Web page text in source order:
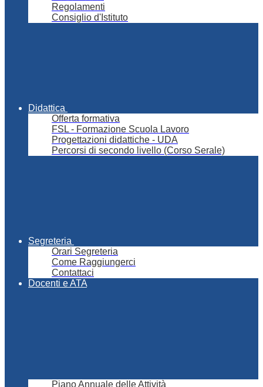
Regolamenti
Consiglio d'Istituto
Didattica
Offerta formativa
FSL - Formazione Scuola Lavoro
Progettazioni didattiche - UDA
Percorsi di secondo livello (Corso Serale)
Segreteria
Orari Segreteria
Come Raggiungerci
Contattaci
Docenti e ATA
Piano Annuale delle Attività